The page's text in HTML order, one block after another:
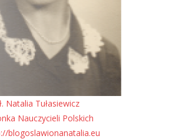
Natalia Tułasiewicz
Nauczycieli Polskich
blogoslawionanatalia.eu